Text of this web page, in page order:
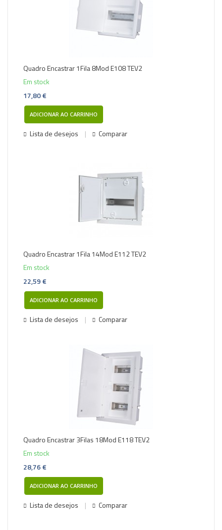
Quadro Encastrar 1Fila 8Mod E108 TEV2
Em stock
17,80 €
ADICIONAR AO CARRINHO
Lista de desejos Comparar
Quadro Encastrar 1Fila 14Mod E112 TEV2
Em stock
22,59 €
ADICIONAR AO CARRINHO
Lista de desejos Comparar
Quadro Encastrar 3Filas 18Mod E118 TEV2
Em stock
28,76 €
ADICIONAR AO CARRINHO
Lista de desejos Comparar